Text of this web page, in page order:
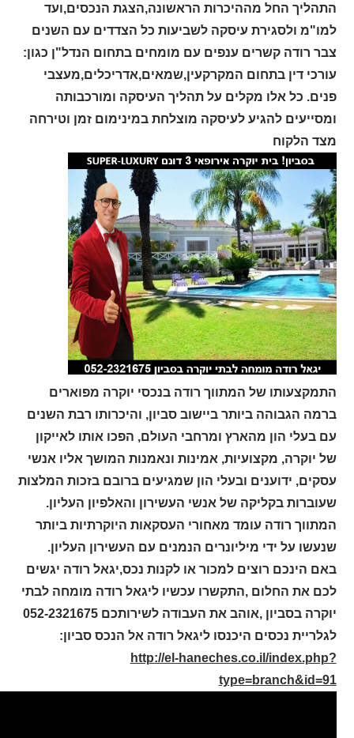
התהליך החל מההיכרות הראשונה,הצגת הנכסים,ועד
למו"מ ולסגירת עיסקה לשביעות כל הצדדים עם השנים
צבר רודה קשרים ענפים עם מומחים בתחום הנדל"ן כגון:
עורכי דין בתחום המקרקעין,שמאים,אדריכלים,מעצבי
פנים. כל אלו מקלים על תהליך העיסקה ומורכבותה
ומסייעים להגיע לעיסקה מוצלחת במינימום זמן וטירחה
מצד הלקוח
התמקצעותו של המתווך רודה בנכסי יוקרה מפוארים
ברמה הגבוהה ביותר ביישוב סביון, והיכרותו רבת השנים
עם בעלי הון מהארץ ומרחבי העולם, הפכו אותו לאייקון
של יוקרה, מקצועיות, אמינות ונאמנות המושך אליו אנשי
עסקים, ידוענים ובעלי הון שמגיעים ברובם בזכות המלצות
שעוברות בקליקה של אנשי העשירון והאלפיון העליון.
המתווך רודה עומד מאחורי העסקאות היוקרתיות ביותר
שנעשו על ידי מיליונרים הנמנים עם העשירון העליון.
באם הינכם רוצים למכור או לקנות נכס,יגאל רודה יגשים
לכם את החלום ,התקשרו עכשיו ליגאל רודה מומחה לבתי
יוקרה בסביון ,אוהב את העבודה לשירותכם 052-2321675
לגלריית נכסים היכנסו ליגאל רודה אל הנכס סביון:
http://el-haneches.co.il/index.php?
type=branch&id=91